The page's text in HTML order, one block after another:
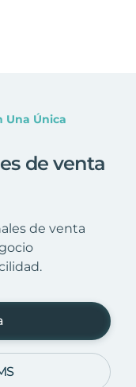
Una Única
de venta
de venta